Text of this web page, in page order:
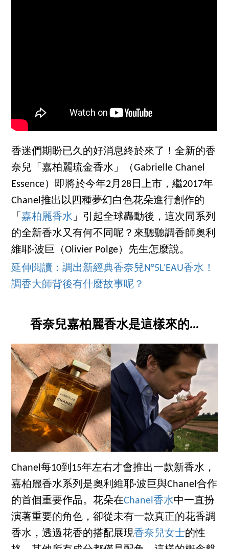
香迷們期盼已久的好消息終於來了！全新的香
奈兒「嘉柏麗琉金香水」（Gabrielle Chanel
Essence）即將於今年2月28日上市，繼2017年
Chanel推出以四種夢幻白色花朵進行創作的
「嘉柏麗香水 」引起全球轟動後，這次同系列
的全新香水又有何不同呢？來聽聽調香師奧利
維耶·波巨（Olivier Polge）先生怎麼說。
延伸閱讀：調出新經典香奈兒N°5L'EAU香水！
調香大師背後有什麼故事呢？
香奈兒嘉柏麗香水是這樣來的...
Chanel每10到15年左右才會推出一款新香水，
嘉柏麗香水系列是奧利維耶·波巨與Chanel合作
的首個重要作品。花朵在Chanel香水中一直扮
演著重要的角色，卻從未有一款真正的花香調
香水，透過花香的搭配展現香奈兒女士的性